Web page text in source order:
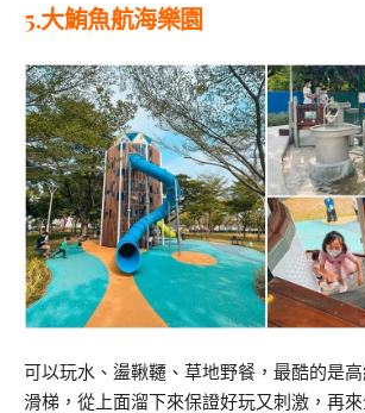
5.大鮪魚航海樂園
可以玩水、盪鞦韆、草地野餐，最酷的是
滑梯，從上面溜下來保證好玩又刺激，再